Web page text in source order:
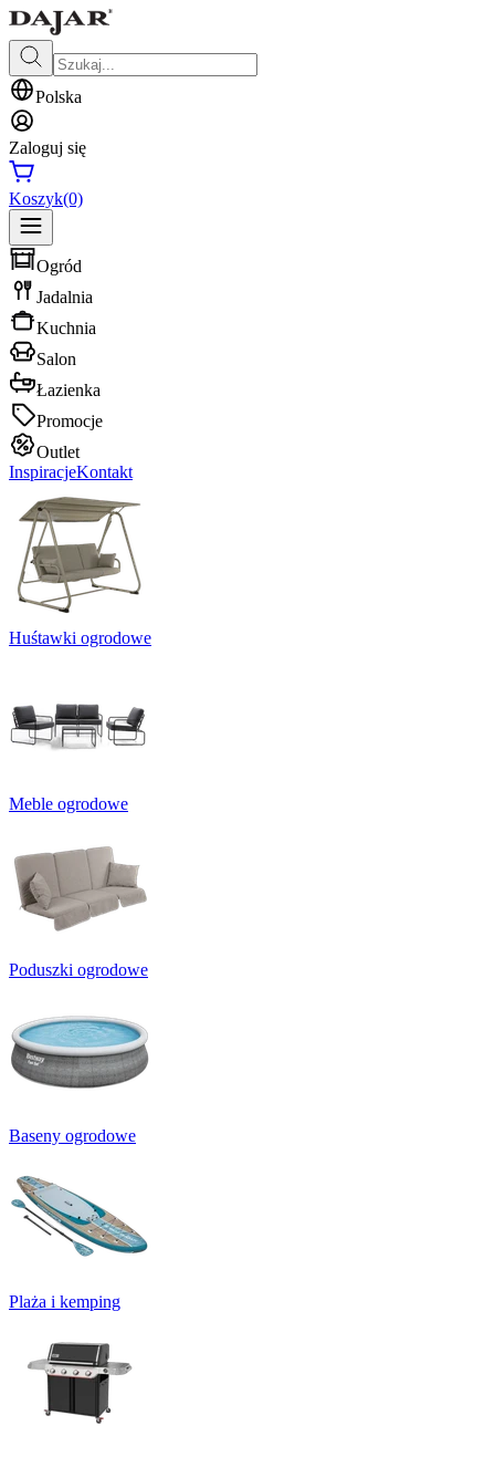
Polska
Zaloguj się
Koszyk(0)
Ogród
Jadalnia
Kuchnia
Salon
Łazienka
Promocje
Outlet
InspiracjeKontakt
Huśtawki ogrodowe
Meble ogrodowe
Poduszki ogrodowe
Baseny ogrodowe
Plaża i kemping